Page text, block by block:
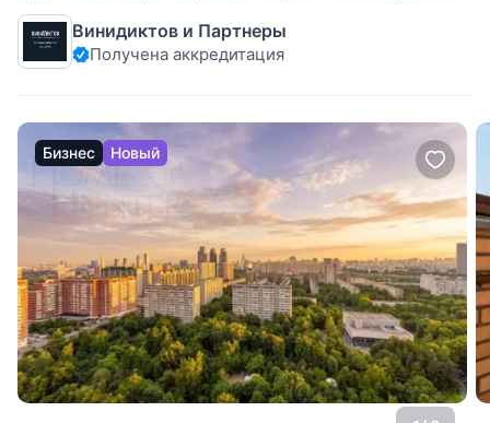
Кремля. Преимущества: — Тишина и приватность: окна на
3 стороны в закрытый двор — Максимум полезной
площади: 3 жилые комнаты, кухня со столовой, 2 санузла,
Винидиктов и Партнеры
Получена аккредитация
Бизнес Новый